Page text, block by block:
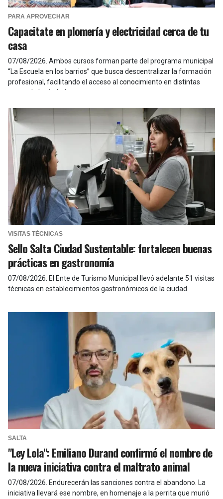
PARA APROVECHAR
Capacitate en plomería y electricidad cerca de tu
casa
07/08/2026 Ambos cursos forman parte del programa municipal
“La Escuela en los barrios” que busca descentralizar la formación
profesional, facilitando el acceso al conocimiento en distintas
zonas de la ciudad.
VISITAS TÉCNICAS
Sello Salta Ciudad Sustentable: fortalecen buenas
prácticas en gastronomía
07/08/2026 El Ente de Turismo Municipal llevó adelante 51 visitas
técnicas en establecimientos gastronómicos de la ciudad.
SALTA
"Ley Lola": Emiliano Durand confirmó el nombre de
la nueva iniciativa contra el maltrato animal
07/08/2026 Endurecerán las sanciones contra el abandono. La
iniciativa llevará ese nombre, en homenaje a la perrita que murió